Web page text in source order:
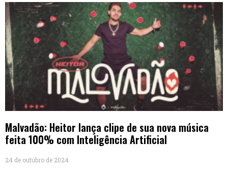
Malvadão: Heitor lança clipe de sua nova música
feita 100% com Inteligência Artificial
24 de outubro de 2024